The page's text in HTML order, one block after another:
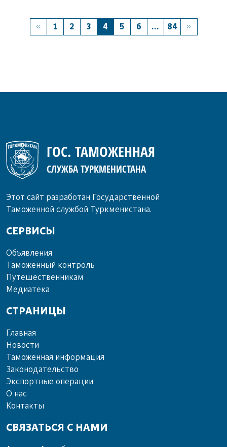
1 2 3 4 5 6 ... 84
ГОС. ТАМОЖЕННАЯ
СЛУЖБА ТУРКМЕНИСТАНА
Этот сайт разработан Государственной
Таможенной службой Туркменистана.
СЕРВИСЫ
Объ­яв­ле­ния
Та­мо­жен­ный кон­троль
Пу­те­шест­вен­ни­кам
Ме­диа­те­ка
СТРАНИЦЫ
Главная
Новости
Таможенная информация
Законодательство
Экспортные операции
О нас
Контакты
СВЯЗАТЬСЯ С НАМИ